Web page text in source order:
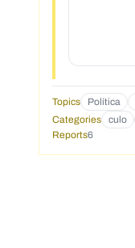
Topics Política
Categories
culo
Reports6